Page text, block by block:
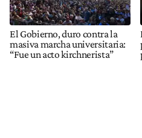
El Gobierno, duro contra la
masiva marcha universitaria:
“Fue un acto kirchnerista”